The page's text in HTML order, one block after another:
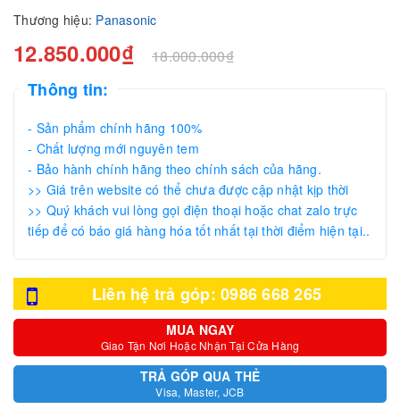
Thương hiệu: Panasonic
12.850.000₫ 18.000.000₫
Thông tin:
- Sản phẩm chính hãng 100%
- Chất lượng mới nguyên tem
- Bảo hành chính hãng theo chính sách của hãng.
>> Giá trên website có thể chưa được cập nhật kịp thời
>> Quý khách vui lòng gọi điện thoại hoặc chat zalo trực
tiếp để có báo giá hàng hóa tốt nhất tại thời điểm hiện tại..
Liên hệ trả góp: 0986 668 265
MUA NGAY
Giao Tận Nơi Hoặc Nhận Tại Cửa Hàng
TRẢ GÓP QUA THẺ
Visa, Master, JCB